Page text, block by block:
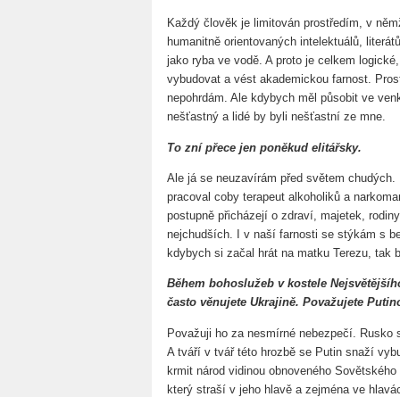
Každý člověk je limitován prostředím, v
humanitně orientovaných intelektuálů,
jako ryba ve vodě. A proto je celkem
vybudovat a vést akademickou farnost.
nepohrdám. Ale kdybych měl působit ve
nešťastný a lidé by byli nešťastní ze mne.
To zní přece jen poněkud elitářsky.
Ale já se neuzavírám před světem
pracoval coby terapeut alkoholiků a
postupně přicházejí o zdraví, majetek,
nejchudších. I v naší farnosti se stýkám s
kdybych si začal hrát na matku Terezu, tak
Během bohoslužeb v kostele
často věnujete Ukrajině. Považujete
Považuji ho za nesmírné nebezpečí.
A tváří v tvář této hrozbě se Putin snaží
krmit národ vidinou obnoveného
který straší v jeho hlavě a zejména ve